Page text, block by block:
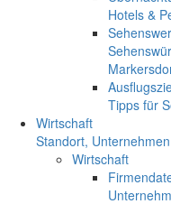
Hotels &
Tipps für
Wirtschaft
Standort,
Wirtschaft